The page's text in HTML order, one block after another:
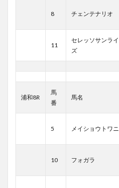
8 チェンテナリオ
11
セレッソサンライ
ズ
浦和8R
馬
番
馬名
5 メイショウトワニ
10 フォガラ